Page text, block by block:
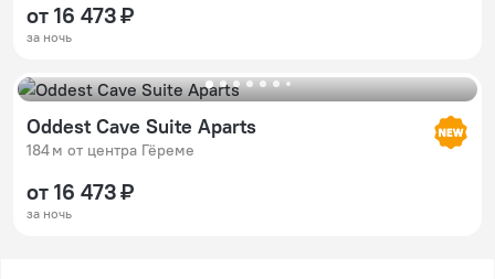
от 16 473 ₽
за ночь
Oddest Cave Suite Aparts
184 м от центра Гёреме
от 16 473 ₽
за ночь